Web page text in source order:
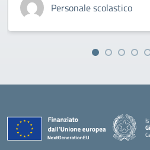
Personale scolastico